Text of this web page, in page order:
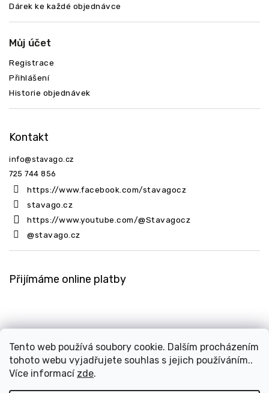
Tento web používá soubory cookie. Dalším procházením
tohoto webu vyjadřujete souhlas s jejich používáním..
Více informací zde.
Dárek ke každé objednávce
Můj účet
Registrace
Přihlášení
Historie objednávek
Kontakt
info@stavago.cz
725 744 856
https://www.facebook.com/stavagocz
stavago.cz
https://www.youtube.com/@Stavagocz
@stavago.cz
Přijímáme online platby
Copyright 2026 Stavago.cz . Všechna práva vyhrazena.